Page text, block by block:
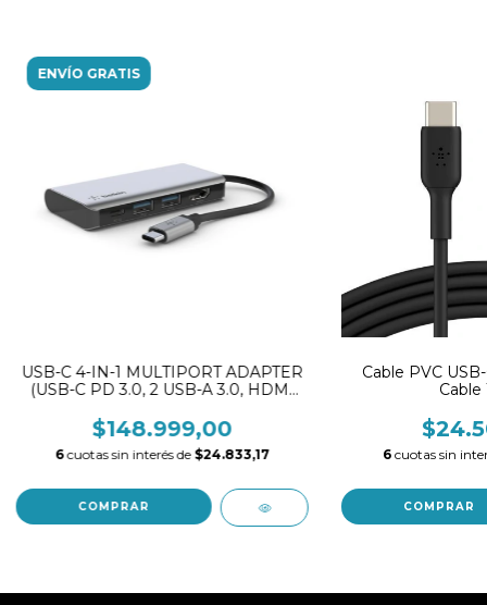
ENVÍO GRATIS
USB-C 4-IN-1 MULTIPORT ADAPTER
(USB-C PD 3.0, 2 USB-A 3.0, HDMI
$148.999,00
6 cuotas sin interés de $24.833,17
Cable PVC
Cable
6 cuotas sin